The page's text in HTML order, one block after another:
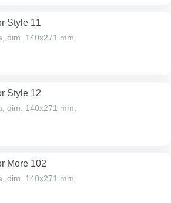
Style 11
dim. 140x271 mm.
Style 12
dim. 140x271 mm.
More 102
dim. 140x271 mm.